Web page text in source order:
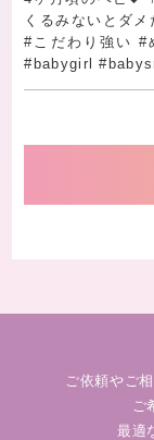
くるみないとダ
#こだわり強い #
#babygirl
ご依頼やご
ご
最適